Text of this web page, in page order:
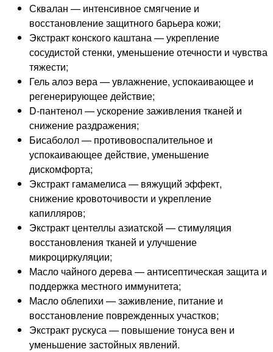
Сквалан — интенсивное смягчение и
восстановление защитного барьера кожи;
Экстракт конского каштана — укрепление
сосудистой стенки, уменьшение отечности и чувства
тяжести;
Гель алоэ вера — увлажнение, успокаивающее и
регенерирующее действие;
D-пантенол — ускорение заживления тканей и
снижение раздражения;
Бисаболол — противовоспалительное и
успокаивающее действие, уменьшение
дискомфорта;
Экстракт гамамелиса — вяжущий эффект,
снижение кровоточивости и укрепление
капилляров;
Экстракт центеллы азиатской — стимуляция
восстановления тканей и улучшение
микроциркуляции;
Масло чайного дерева — антисептическая защита и
поддержка местного иммунитета;
Масло облепихи — заживление, питание и
восстановление поврежденных участков;
Экстракт рускуса — повышение тонуса вен и
уменьшение застойных явлений.